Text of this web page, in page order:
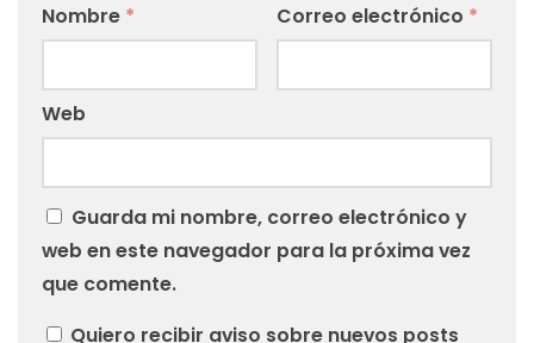
Nombre * Correo electrónico *
Web
Guarda mi nombre, correo electrónico y
web en este navegador para la próxima vez
que comente.
Quiero recibir aviso sobre nuevos posts